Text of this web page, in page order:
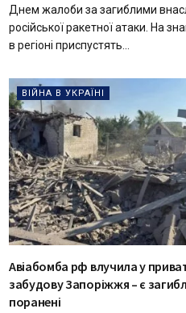
Днем жалоби за загиблими
російської ракетної атаки. На
в регіоні приспустять...
ВІЙНА В УКРАЇНІ
Авіабомба рф влучила у
забудову Запоріжжя – є
поранені